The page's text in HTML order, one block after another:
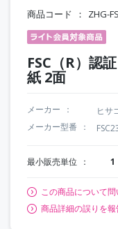
商品コード ZHG-
FSC（R）認
紙 2面
メーカー ヒサ
メーカー型番
最小販売単位 1
この商品について
商品詳細の誤りを報